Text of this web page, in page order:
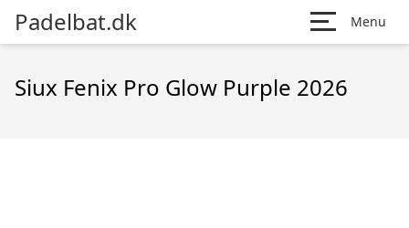
Padelbat.dk Menu
Siux Fenix Pro Glow Purple 2026